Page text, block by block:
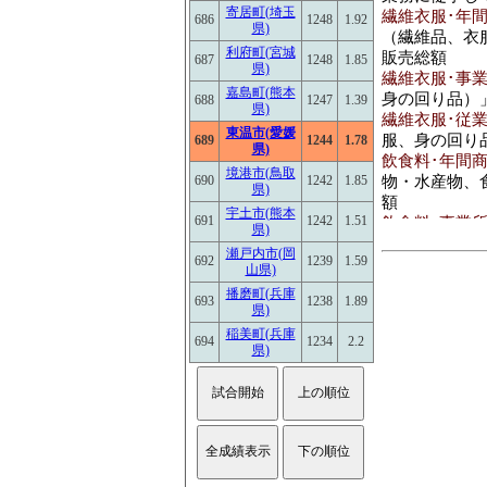
(2016)
繊維衣服･年
（繊維品、
販売総額
繊維衣服･事
身の回り品）
繊維衣服･従
服、身の回り
飲食料･年間
物・水産物、
額
飲食料･事業
686
寄居町(埼玉
県)
1248 1.92
687
利府町(宮城
県)
1248 1.85
688
嘉島町(熊本
県)
1247 1.39
689
東温市(愛媛
県)
1244 1.78
690
境港市(鳥取
県)
1242 1.85
691
宇土市(熊本
県)
1242 1.51
692
瀬戸内市(岡
山県)
1239 1.59
693
播磨町(兵庫
県)
1238 1.89
694
稲美町(兵庫
県)
1234 2.2